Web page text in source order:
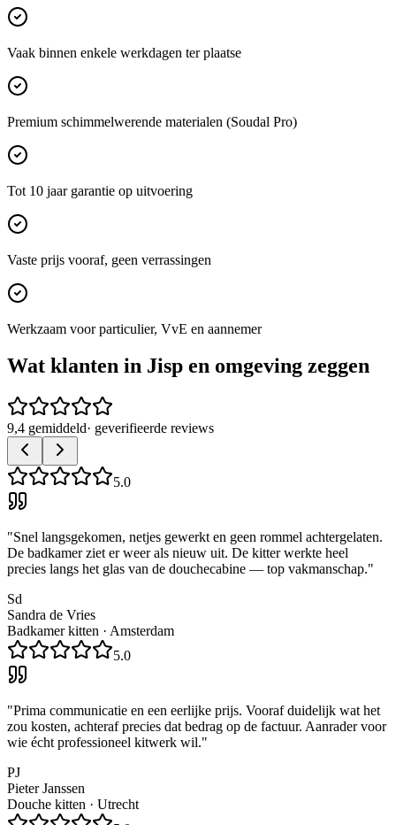
Vaak binnen enkele werkdagen ter plaatse
Premium schimmelwerende materialen (Soudal Pro)
Tot 10 jaar garantie op uitvoering
Vaste prijs vooraf, geen verrassingen
Werkzaam voor particulier, VvE en aannemer
Wat klanten in Jisp en omgeving zeggen
9,4 gemiddeld· geverifieerde reviews
5.0
"Snel langsgekomen, netjes gewerkt en geen rommel achtergelaten.
De badkamer ziet er weer als nieuw uit. De kitter werkte heel
precies langs het glas van de douchecabine — top vakmanschap."
Sd
Sandra de Vries
Badkamer kitten · Amsterdam
5.0
"Prima communicatie en een eerlijke prijs. Vooraf duidelijk wat het
zou kosten, achteraf precies dat bedrag op de factuur. Aanrader voor
wie écht professioneel kitwerk wil."
PJ
Pieter Janssen
Douche kitten · Utrecht